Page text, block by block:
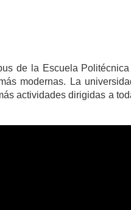
de la Escuela
modernas. La
actividades dirigidas a